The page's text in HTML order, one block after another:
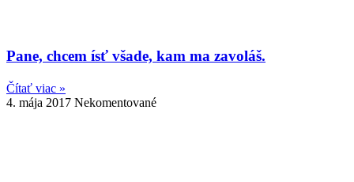
Pane, chcem ísť všade, kam ma zavoláš.
Čítať viac »
4. mája 2017 Nekomentované